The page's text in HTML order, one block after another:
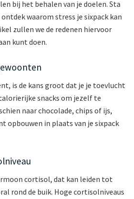
bij het behalen van je doelen. Sta
waarom stress je sixpack kan
zullen we de redenen hiervoor
kunt doen.
is de kans groot dat je je toevlucht
snacks om jezelf te
naar chocolade, chips of ijs,
opbouwen in plaats van je sixpack
cortisol, dat kan leiden tot
rond de buik. Hoge cortisolniveaus